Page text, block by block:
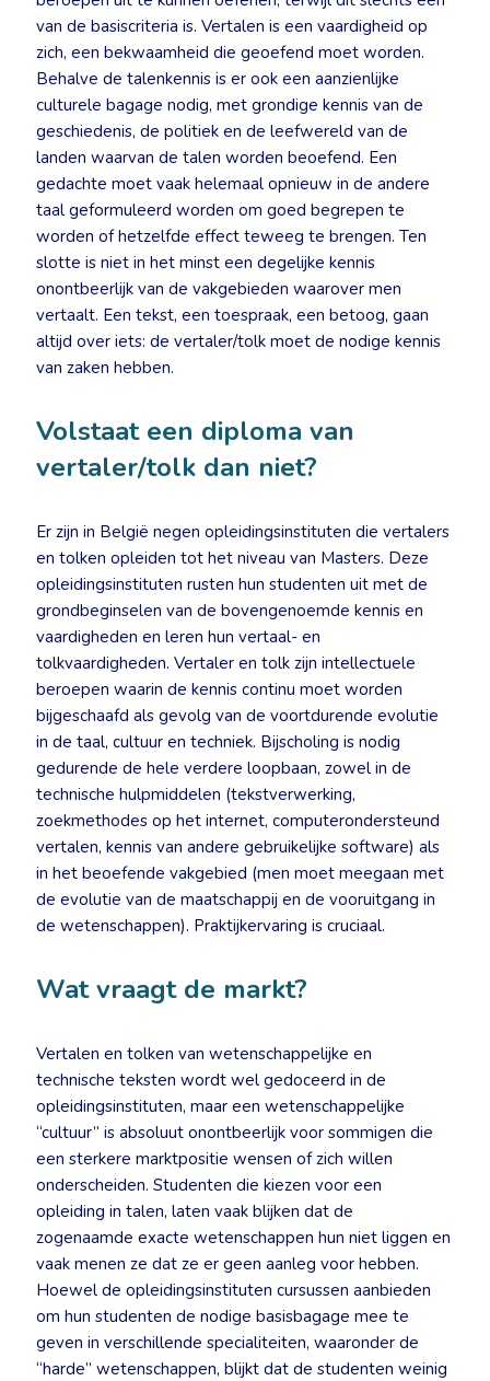
van de basiscriteria is. Vertalen is een vaardigheid op
zich, een bekwaamheid die geoefend moet worden.
Behalve de talenkennis is er ook een aanzienlijke
culturele bagage nodig, met grondige kennis van de
geschiedenis, de politiek en de leefwereld van de
landen waarvan de talen worden beoefend. Een
gedachte moet vaak helemaal opnieuw in de andere
taal geformuleerd worden om goed begrepen te
worden of hetzelfde effect teweeg te brengen. Ten
slotte is niet in het minst een degelijke kennis
onontbeerlijk van de vakgebieden waarover men
vertaalt. Een tekst, een toespraak, een betoog, gaan
altijd over iets: de vertaler/tolk moet de nodige kennis
van zaken hebben.
Volstaat een diploma van
vertaler/tolk dan niet?
Er zijn in België negen opleidingsinstituten die vertalers
en tolken opleiden tot het niveau van Masters. Deze
opleidingsinstituten rusten hun studenten uit met de
grondbeginselen van de bovengenoemde kennis en
vaardigheden en leren hun vertaal- en
tolkvaardigheden. Vertaler en tolk zijn intellectuele
beroepen waarin de kennis continu moet worden
bijgeschaafd als gevolg van de voortdurende evolutie
in de taal, cultuur en techniek. Bijscholing is nodig
gedurende de hele verdere loopbaan, zowel in de
technische hulpmiddelen (tekstverwerking,
zoekmethodes op het internet, computerondersteund
vertalen, kennis van andere gebruikelijke software) als
in het beoefende vakgebied (men moet meegaan met
de evolutie van de maatschappij en de vooruitgang in
de wetenschappen). Praktijkervaring is cruciaal.
Wat vraagt de markt?
Vertalen en tolken van wetenschappelijke en
technische teksten wordt wel gedoceerd in de
opleidingsinstituten, maar een wetenschappelijke
“cultuur” is absoluut onontbeerlijk voor sommigen die
een sterkere marktpositie wensen of zich willen
onderscheiden. Studenten die kiezen voor een
opleiding in talen, laten vaak blijken dat de
zogenaamde exacte wetenschappen hun niet liggen en
vaak menen ze dat ze er geen aanleg voor hebben.
Hoewel de opleidingsinstituten cursussen aanbieden
om hun studenten de nodige basisbagage mee te
geven in verschillende specialiteiten, waaronder de
“harde” wetenschappen, blijkt dat de studenten weinig